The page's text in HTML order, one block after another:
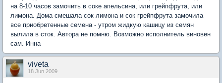
на 8-10 часов замочить в соке апельсина, или грейпфрута, или
лимона. Дома смешала сок лимона и сок грейпфрута замочила
все приобретенные семена - утром жидкую кашицу из семян
вылила в сток. Автора не помню. Возможно исполнитель виновен
сам. Инна
viveta
18 Jun 2009